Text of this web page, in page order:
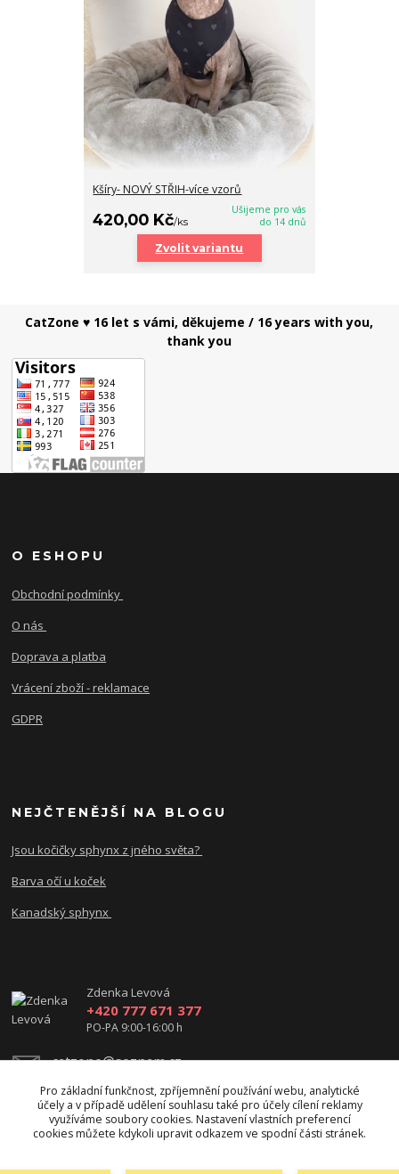
Kšíry- NOVÝ STŘIH-více vzorů
420,00 Kč/ks
Ušijeme pro vás
do 14 dnů
Zvolit variantu
CatZone ♥ 16 let s vámi, děkujeme / 16 years with you,
thank you
O ESHOPU
Obchodní podmínky
O nás
Doprava a platba
Vrácení zboží - reklamace
GDPR
NEJČTENĚJŠÍ NA BLOGU
Jsou kočičky sphynx z jného světa?
Barva očí u koček
Kanadský sphynx
Zdenka Levová
+420 777 671 377
PO-PA 9:00-16:00 h
catzone@seznam.cz
Pro základní funkčnost, zpříjemnění používání webu, analytické
účely a v případě udělení souhlasu také pro účely cílení reklamy
využíváme soubory cookies. Nastavení vlastních preferencí
cookies můžete kdykoli upravit odkazem ve spodní části stránek.